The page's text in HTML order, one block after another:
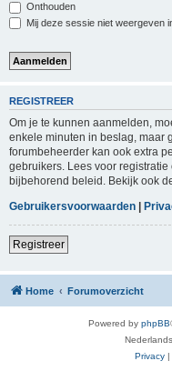
Onthouden
Mij deze sessie niet weergeven
REGISTREER
Om je te kunnen aanmelden,
enkele minuten in beslag, maar
forumbeheerder kan ook extra
gebruikers. Lees voor
bijbehorend beleid. Bekijk ook
Gebruikersvoorwaarden |
Registreer
Home Forumoverzicht
Powered by phpBB
Privacy |